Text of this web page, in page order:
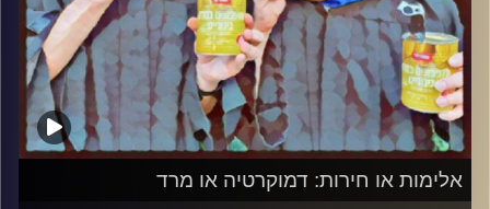
אלימות או חירות: דמוקרטיה או מרד